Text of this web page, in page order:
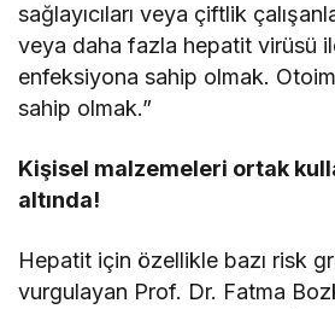
sağlayıcıları veya çiftlik
veya daha fazla hepatit virüsü
enfeksiyona sahip olmak.
sahip olmak.”
Kişisel malzemeleri ortak
altında!
Hepatit için özellikle bazı risk
vurgulayan Prof. Dr. Fatma